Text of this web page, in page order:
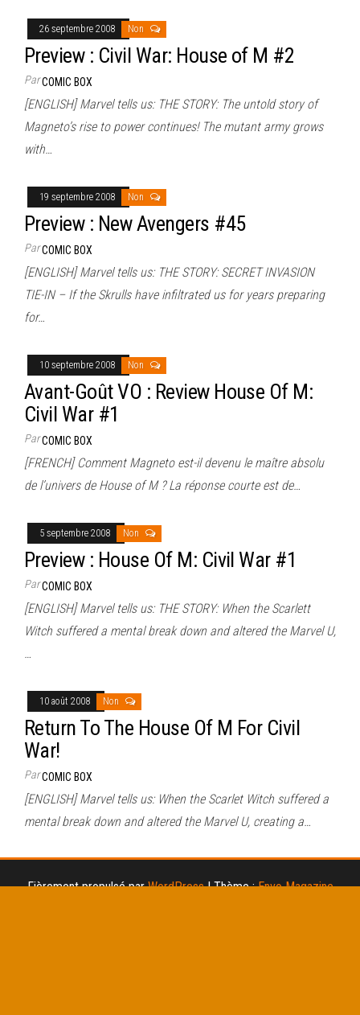
26 septembre 2008 Non
Preview : Civil War: House of M #2
ParCOMIC BOX
[ENGLISH] Marvel tells us: THE STORY: The untold story of
Magneto’s rise to power continues! The mutant army grows
with…
19 septembre 2008 Non
Preview : New Avengers #45
ParCOMIC BOX
[ENGLISH] Marvel tells us: THE STORY: SECRET INVASION
TIE-IN – If the Skrulls have infiltrated us for years preparing
for…
10 septembre 2008 Non
Avant-Goût VO : Review House Of M:
Civil War #1
ParCOMIC BOX
[FRENCH] Comment Magneto est-il devenu le maître absolu
de l’univers de House of M ? La réponse courte est de…
5 septembre 2008 Non
Preview : House Of M: Civil War #1
ParCOMIC BOX
[ENGLISH] Marvel tells us: THE STORY: When the Scarlett
Witch suffered a mental break down and altered the Marvel U,
…
10 août 2008 Non
Return To The House Of M For Civil
War!
ParCOMIC BOX
[ENGLISH] Marvel tells us: When the Scarlet Witch suffered a
mental break down and altered the Marvel U, creating a…
Fièrement propulsé parWordPress |Thème :Envo Magazine